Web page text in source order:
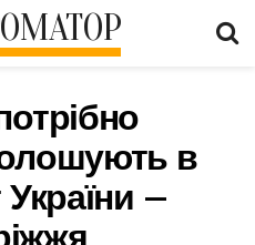
в
України –